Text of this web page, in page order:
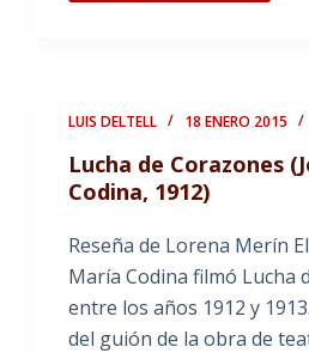
LUIS DELTELL 18 ENERO 2015
Lucha de Corazones
Codina, 1912)
Reseña de Lorena Merín
María Codina filmó Lucha
entre los años 1912 y
del guión de la obra de